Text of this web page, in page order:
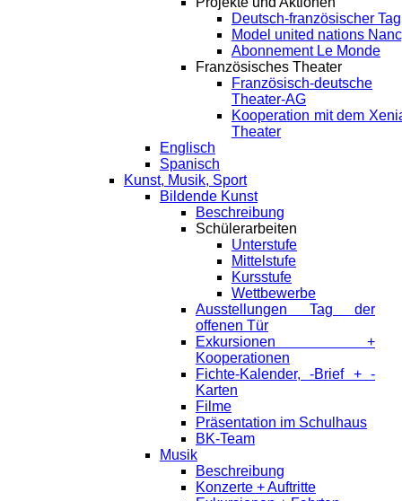
Deutsch-französischer Tag
Model united nations
Abonnement Le Monde
Französisches Theater
Französisch-deutsche
Theater-AG
Kooperation mit dem
Theater
Englisch
Spanisch
Kunst, Musik, Sport
Bildende Kunst
Beschreibung
Schülerarbeiten
Unterstufe
Mittelstufe
Kursstufe
Wettbewerbe
Ausstellungen Tag der
offenen Tür
Exkursionen +
Kooperationen
Fichte-Kalender, -Brief + -
Karten
Filme
Präsentation im Schulhaus
BK-Team
Musik
Beschreibung
Konzerte + Auftritte